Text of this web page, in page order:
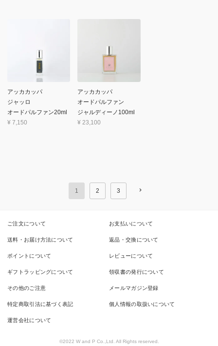
アッカカッパ
ジャッロ
オードパルファン20ml
¥ 7,150
アッカカッパ
オードパルファン
ジャルディーノ100ml
¥ 23,100
1 2 3
ご注文について お支払いについて
送料・お届け方法について 返品・交換について
ポイントについて レビューについて
ギフトラッピングについて 領収書の発行について
その他のご注意 メールマガジン登録
特定商取引法に基づく表記 個人情報の取扱いについて
運営会社について
©2022 W and P Co.,Ltd. All Rights reserved.